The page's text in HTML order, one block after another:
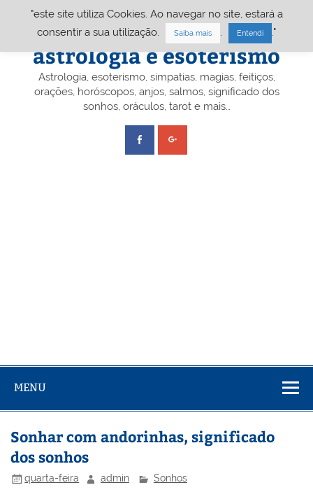
Portal A&E – Portal
astrologia e esoterismo
Astrologia, esoterismo, simpatias, magias, feitiços,
orações, horóscopos, anjos, salmos, significado dos
sonhos, oráculos, tarot e mais…
MENU
Sonhar com andorinhas, significado
dos sonhos
quarta-feira admin Sonhos
"este site utiliza Cookies. Ao navegar no site, estará a
consentir a sua utilização.
Saiba mais Entendi ."